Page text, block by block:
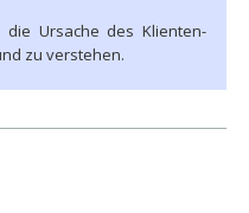
die Ursache des Klienten­
zu verstehen.